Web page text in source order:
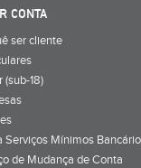
CONTA
ser cliente
(sub-18)
Serviços Mínimos
de Mudança de Conta